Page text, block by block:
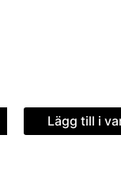
Lägg till i